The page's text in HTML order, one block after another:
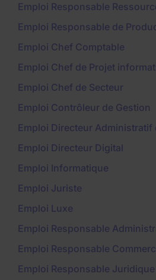
Emploi Responsable
Emploi Responsable de
Emploi Chef Comptable
Emploi Chef de Projet
Emploi Chef de Secteur
Emploi Contrôleur de Gestion
Emploi Directeur Administratif
Emploi Directeur Digital
Emploi Informatique
Emploi Juriste
Emploi Luxe
Emploi Responsable
Emploi Responsable
Emploi Responsable Juridique